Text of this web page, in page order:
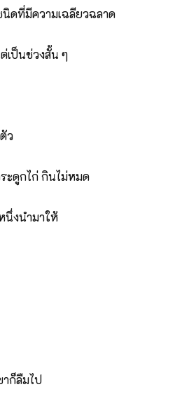
ดที่มีความเฉลียวฉลาด
เป็นช่วงสั้น ๆ
ว
ะดูกไก่ กินไม่หมด
นึ่งนำมาให้
าก็ลืมไป